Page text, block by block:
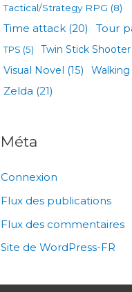
Tactical/Strategy RPG (8)
Time attack(20) Tour
TPS (5) Twin Stick Shooter
Visual Novel (15)
Zelda (21)
Méta
Connexion
Flux des publications
Flux des commentaires
Site de WordPress-FR